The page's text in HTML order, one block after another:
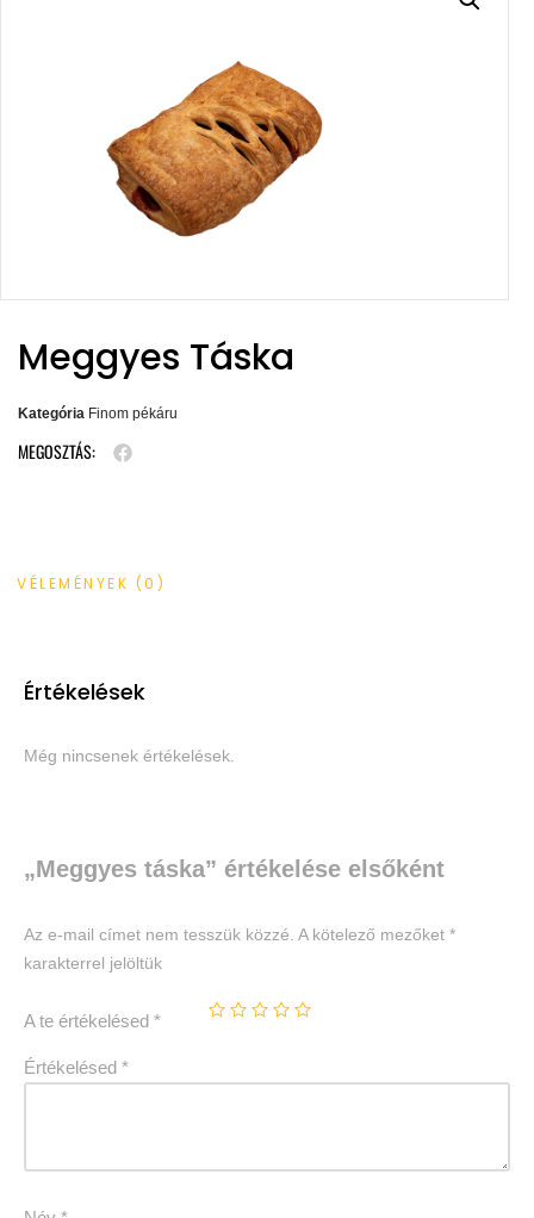
Meggyes Táska
Kategória Finom pékáru
MEGOSZTÁS:
VÉLEMÉNYEK (0)
Értékelések
Még nincsenek értékelések.
„Meggyes táska” értékelése elsőként
Az e-mail címet nem tesszük közzé. A kötelező mezőket *
karakterrel jelöltük
A te értékelésed *
Értékelésed *